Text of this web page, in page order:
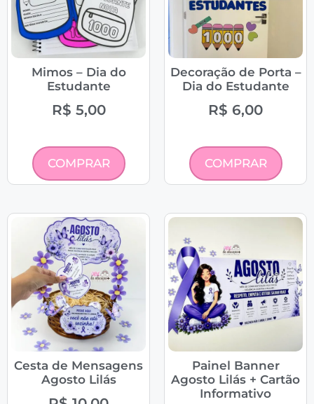
Mimos – Dia do
Estudante
R$ 5,00
COMPRAR
Decoração de Porta –
Dia do Estudante
R$ 6,00
COMPRAR
Cesta de Mensagens
Agosto Lilás
Painel Banner
Agosto Lilás + Cartão
Informativo